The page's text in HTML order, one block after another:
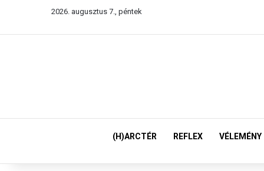
2026. augusztus 7., péntek
(H)ARCTÉR REFLEX VÉLEMÉNY